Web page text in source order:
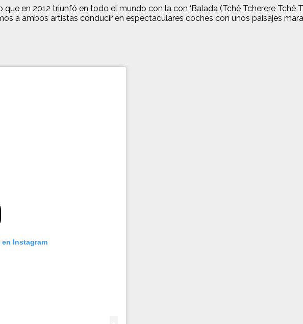
en 2012 triunfó en todo el mundo con la con ‘Balada (Tchê Tcherere Tchê
a ambos artistas conducir en espectaculares coches con unos paisajes
Instagram